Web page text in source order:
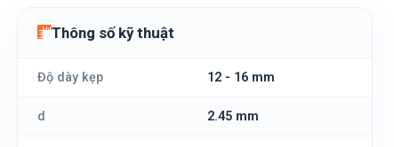
Thông số kỹ thuật
Độ dày kẹp 12 - 16 mm
d 2.45 mm